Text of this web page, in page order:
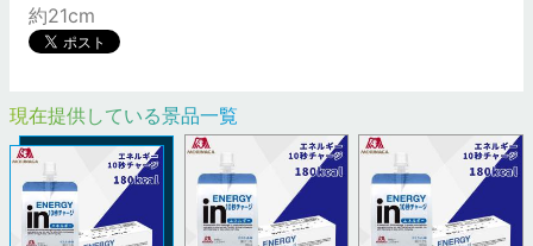
約21cm
現在提供している景品一覧